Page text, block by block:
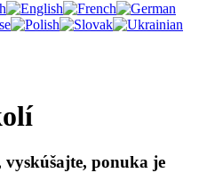
ponuka je